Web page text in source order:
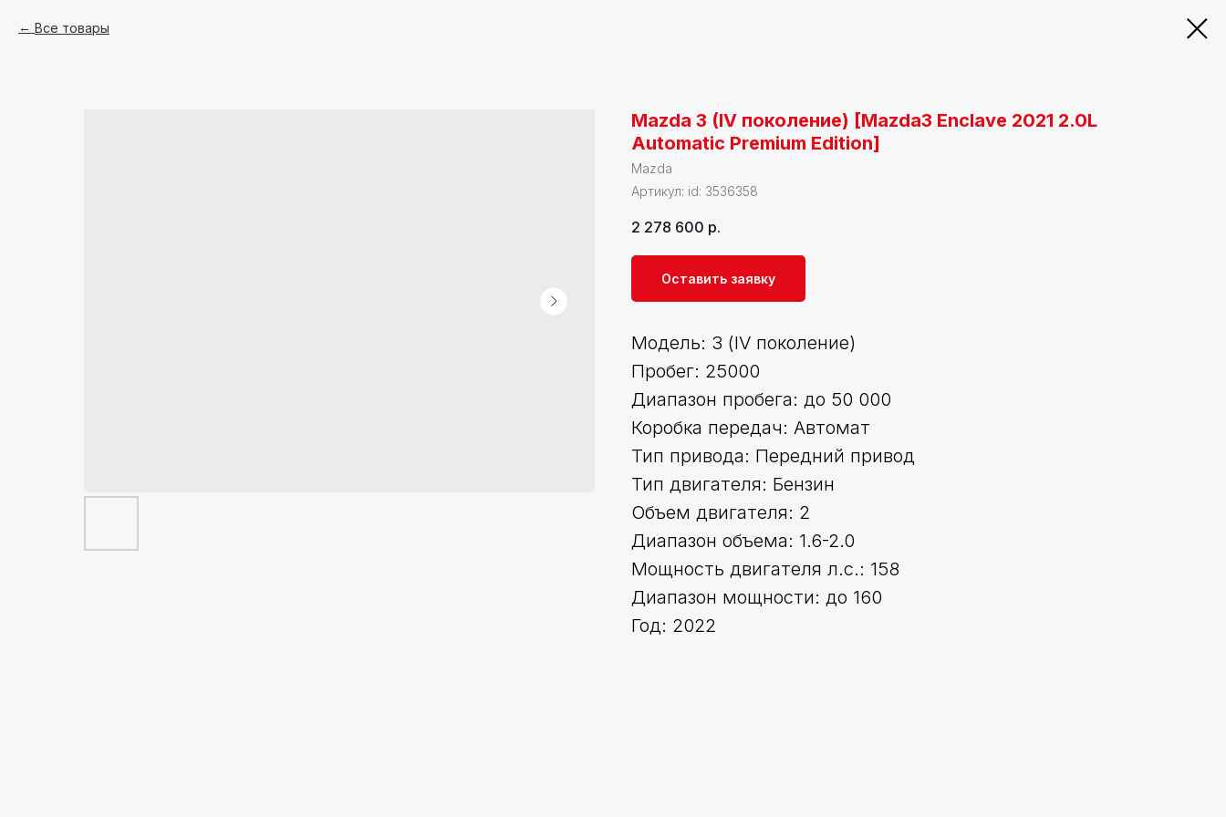
Все товары
Mazda 3 (IV поколение) [Mazda3 Enclave 2021 2.0L
Automatic Premium Edition]
Mazda
Артикул: id: 3536358
2 278 600 р.
Оставить заявку
Модель: 3 (IV поколение)
Пробег: 25000
Диапазон пробега: до 50 000
Коробка передач: Автомат
Тип привода: Передний привод
Тип двигателя: Бензин
Объем двигателя: 2
Диапазон объема: 1.6-2.0
Мощность двигателя л.с.: 158
Диапазон мощности: до 160
Год: 2022